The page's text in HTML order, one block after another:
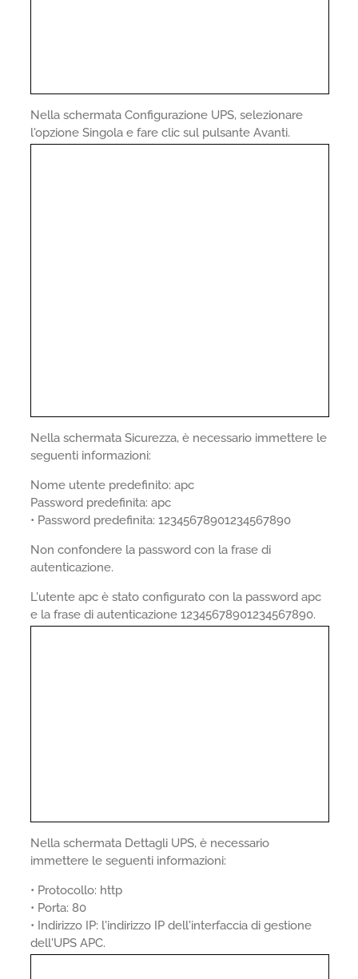
Nella schermata Configurazione UPS, selezionare
l'opzione Singola e fare clic sul pulsante Avanti.
Nella schermata Sicurezza, è necessario immettere le
seguenti informazioni:
Nome utente predefinito: apc
Password predefinita: apc
• Password predefinita: 12345678901234567890
Non confondere la password con la frase di
autenticazione.
L'utente apc è stato configurato con la password apc
e la frase di autenticazione 12345678901234567890.
Nella schermata Dettagli UPS, è necessario
immettere le seguenti informazioni:
• Protocollo: http
• Porta: 80
• Indirizzo IP: l'indirizzo IP dell'interfaccia di gestione
dell'UPS APC.